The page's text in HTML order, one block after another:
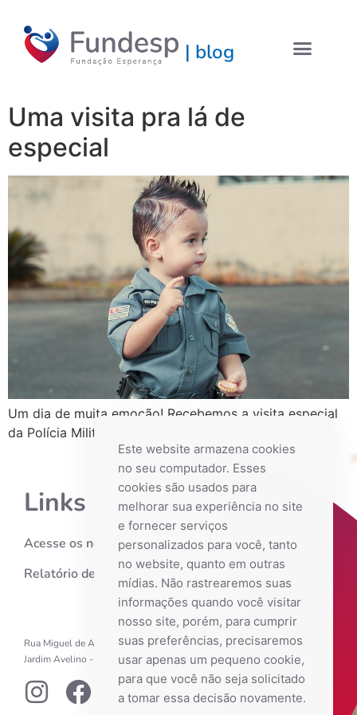
| blog
Uma visita pra lá de
especial
Um dia de muita emoção! Recebemos a visita especial
da Polícia Militar do 29º Batalhão.
Links
Acesse os nossos links
Relatório de atividades
Rua Miguel de Araújo Barreto, 246
Jardim Avelino - São Paulo - SP
Este website armazena cookies
no seu computador. Esses
cookies são usados ​​para
melhorar sua experiência no site
e fornecer serviços
personalizados para você, tanto
no website, quanto em outras
mídias. Não rastrearemos suas
informações quando você visitar
nosso site, porém, para cumprir
suas preferências, precisaremos
usar apenas um pequeno cookie,
para que você não seja solicitado
a tomar essa decisão novamente.